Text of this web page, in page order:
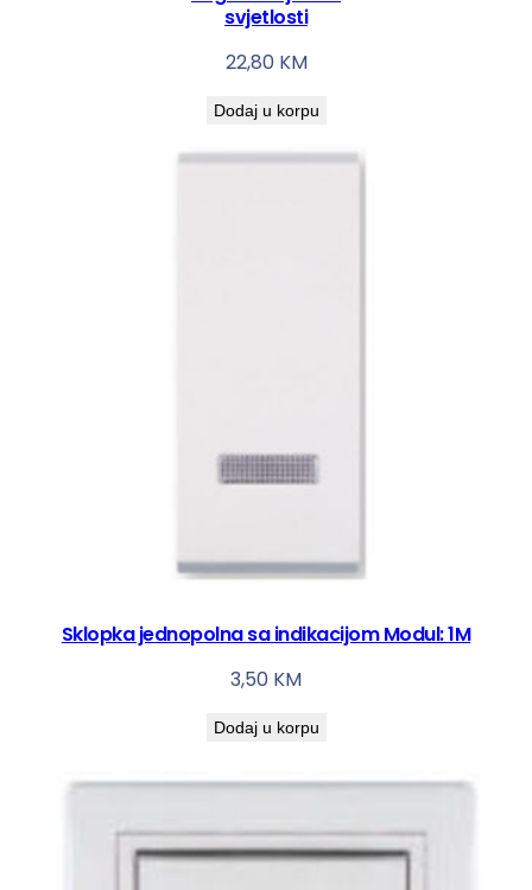
svjetlosti
22,80 KM
Dodaj u korpu
Sklopka jednopolna sa indikacijom Modul: 1M
3,50 KM
Dodaj u korpu